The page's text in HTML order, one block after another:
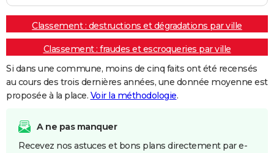
Classement : destructions et dégradations par ville
Classement : fraudes et escroqueries par ville
Si dans une commune, moins de cinq faits ont été recensés
au cours des trois dernières années, une donnée moyenne est
proposée à la place. Voir la méthodologie.
A ne pas manquer
Recevez nos astuces et bons plans directement par e-